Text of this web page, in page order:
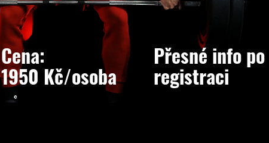
Cena:
1950 Kč/osoba
Přesné info po
registraci